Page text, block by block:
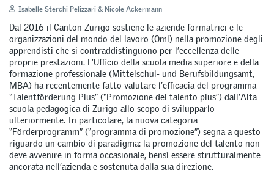
Isabelle Sterchi Pelizzari & Nicole Ackermann
Dal 2016 il Canton Zurigo sostiene le aziende formatrici e le
organizzazioni del mondo del lavoro (Oml) nella promozione degli
apprendisti che si contraddistinguono per l’eccellenza delle
proprie prestazioni. L’Ufficio della scuola media superiore e della
formazione professionale (Mittelschul- und Berufsbildungsamt,
MBA) ha recentemente fatto valutare l’efficacia del programma
“Talentförderung Plus” (“Promozione del talento plus”) dall’Alta
scuola pedagogica di Zurigo allo scopo di svilupparlo
ulteriormente. In particolare, la nuova categoria
“Förderprogramm” (“programma di promozione”) segna a questo
riguardo un cambio di paradigma: la promozione del talento non
deve avvenire in forma occasionale, bensì essere strutturalmente
ancorata nell’azienda e sostenuta dalla sua direzione.